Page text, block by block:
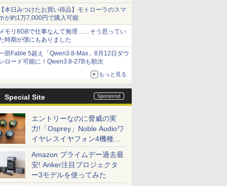
本日みつけたお買い得品】モトローラのスマ
が約1万7,000円で購入可能
モリ8GBで仕事なんて無理……そう思ってい
時期が僕にもありました
部Fable 5超え「Qwen3.8-Max」8月12日ダウ
ロード可能に！Qwen3.8-27Bも順次
もっと見る
Special Site
エントリーなのに脅威の実
力!「Osprey」Noble Audioワ
イヤレスイヤフォン4機種を
一気に聴く
Amazon プライムデー過去最
安! Anker注目プロジェクタ
ー3モデルを使ってみた